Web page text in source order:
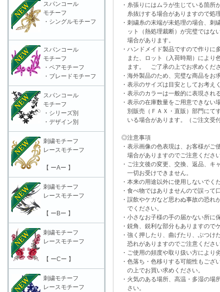
・糸張りにはムラが生じている箇所
糸抜けする場合がありますので処
・刺繍糸の末端が未処理の場合、刺
ット（熱処理裁断）が完璧ではな
場合があります。
・ハンドメイド製品ですので作りに
また、ロット（入荷時期）により
ます。 ご了承の上でお求めくだ
・海外製品のため、完璧な商品をお
・表示のサイズは目安としてお考え
・表示のカラーは一般的に表現され
・表示の在庫数量をご用意できな
別販売（ＦＡＸ・直販）部門にて
いる場合があります。（ご注文受
◎注意事項
・表示画像の色表現は、お客様がご
場合がありますのでご注意くださ
・ご注文後の変更、交換、返品、キ
一切お受けできません。
・本来の用途以外に使用しないでく
・食べ物ではありませんので誤って
・誤飲やケガなど思わぬ事故の恐れ
でください。
・小さなお子様の手の届かない所に
・鋭角、鋭利な部分もありますので
・強く押したり、曲げたり、ぶつけ
恐れがありますのでご注意くださ
・ご使用の頻度や取り扱い方により
・色落ち・色移りする可能性もござ
の上でお買い求めください。
・火気のある場所、高温・多湿の場
さい。
スパンコール
モチーフ
・シングルモチーフ
スパンコール
モチーフ
・ペアモチーフ
・ブレードモチーフ
スパンコール
モチーフ
・シリーズ別
・デザイン別
刺繍モチーフ
レースモチーフ
【 ーAー 】
刺繍モチーフ
レースモチーフ
【 ーBー 】
刺繍モチーフ
レースモチーフ
【 ーCー 】
刺繍モチーフ
レースモチーフ